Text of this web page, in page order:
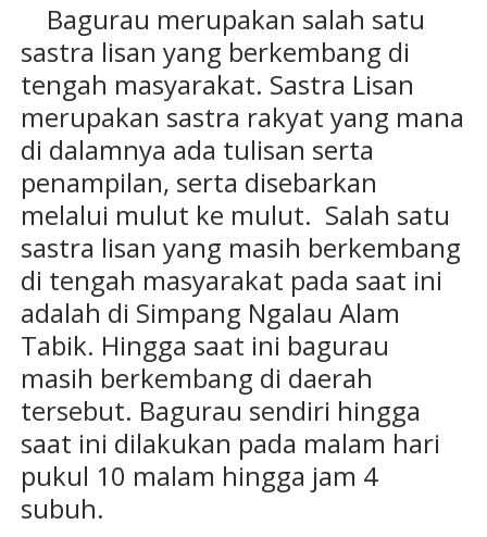
Bagurau merupakan salah satu
sastra lisan yang berkembang di
tengah masyarakat. Sastra Lisan
merupakan sastra rakyat yang mana
di dalamnya ada tulisan serta
penampilan, serta disebarkan
melalui mulut ke mulut. Salah satu
sastra lisan yang masih berkembang
di tengah masyarakat pada saat ini
adalah di Simpang Ngalau Alam
Tabik. Hingga saat ini bagurau
masih berkembang di daerah
tersebut. Bagurau sendiri hingga
saat ini dilakukan pada malam hari
pukul 10 malam hingga jam 4
subuh.